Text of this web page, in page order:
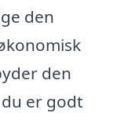
den
den
er godt